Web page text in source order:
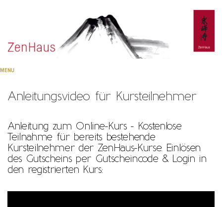
MENU
Anleitungsvideo für Kursteilnehmer
Anleitung zum Online-Kurs - Kostenlose
Teilnahme für bereits bestehende
Kursteilnehmer der ZenHaus-Kurse. Einlösen
des Gutscheins per Gutscheincode & Login in
den registrierten Kurs: